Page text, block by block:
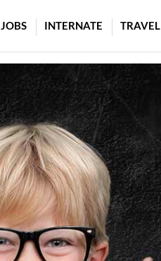
JOBS INTERNATE TRAVEL